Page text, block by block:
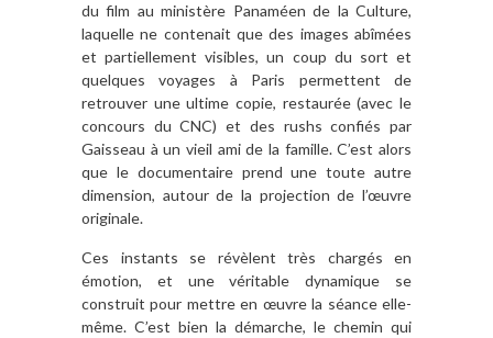
du film au ministère Panaméen de la Culture,
laquelle ne contenait que des images abîmées
et partiellement visibles, un coup du sort et
quelques voyages à Paris permettent de
retrouver une ultime copie, restaurée (avec le
concours du CNC) et des rushs confiés par
Gaisseau à un vieil ami de la famille. C’est alors
que le documentaire prend une toute autre
dimension, autour de la projection de l’œuvre
originale.
Ces instants se révèlent très chargés en
émotion, et une véritable dynamique se
construit pour mettre en œuvre la séance elle-
même. C’est bien la démarche, le chemin qui